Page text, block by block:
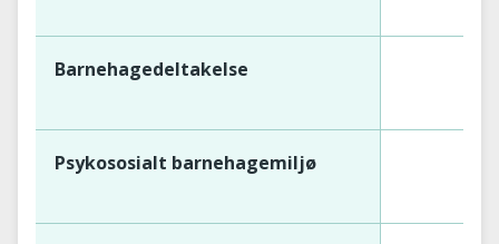
Barnehagedeltakelse
Psykososialt barnehagemiljø